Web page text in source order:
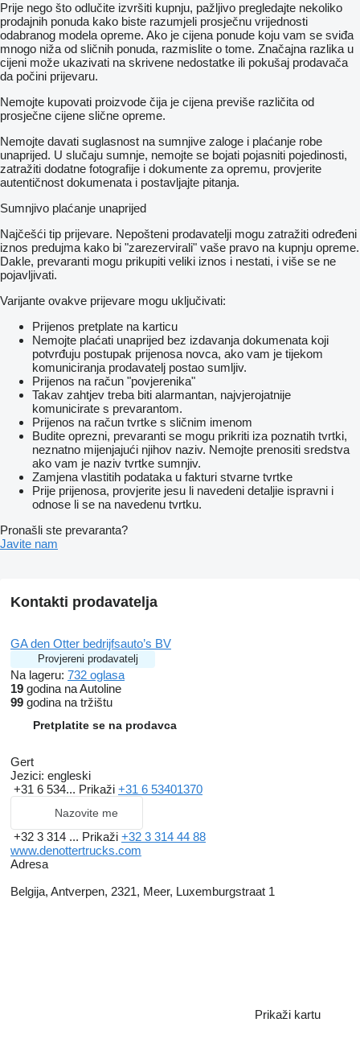
Prije nego što odlučite izvršiti kupnju, pažljivo pregledajte nekoliko
prodajnih ponuda kako biste razumjeli prosječnu vrijednosti
odabranog modela opreme. Ako je cijena ponude koju vam se sviđa
mnogo niža od sličnih ponuda, razmislite o tome. Značajna razlika u
cijeni može ukazivati ​​na skrivene nedostatke ili pokušaj prodavača
da počini prijevaru.
Nemojte kupovati proizvode čija je cijena previše različita od
prosječne cijene slične opreme.
Nemojte davati suglasnost na sumnjive zaloge i plaćanje robe
unaprijed. U slučaju sumnje, nemojte se bojati pojasniti pojedinosti,
zatražiti dodatne fotografije i dokumente za opremu, provjerite
autentičnost dokumenata i postavljajte pitanja.
Sumnjivo plaćanje unaprijed
Najčešći tip prijevare. Nepošteni prodavatelji mogu zatražiti određeni
iznos predujma kako bi "zarezervirali" vaše pravo na kupnju opreme.
Dakle, prevaranti mogu prikupiti veliki iznos i nestati, i više se ne
pojavljivati.
Varijante ovakve prijevare mogu uključivati:
Prijenos pretplate na karticu
Nemojte plaćati unaprijed bez izdavanja dokumenata koji
potvrđuju postupak prijenosa novca, ako vam je tijekom
komuniciranja prodavatelj postao sumljiv.
Prijenos na račun "povjerenika"
Takav zahtjev treba biti alarmantan, najvjerojatnije
komunicirate s prevarantom.
Prijenos na račun tvrtke s sličnim imenom
Budite oprezni, prevaranti se mogu prikriti iza poznatih tvrtki,
neznatno mijenjajući njihov naziv. Nemojte prenositi sredstva
ako vam je naziv tvrtke sumnjiv.
Zamjena vlastitih podataka u fakturi stvarne tvrtke
Prije prijenosa, provjerite jesu li navedeni detaljie ispravni i
odnose li se na navedenu tvrtku.
Pronašli ste prevaranta?
Javite nam
Kontakti prodavatelja
GA den Otter bedrijfsauto’s BV
Provjereni prodavatelj
Na lageru: 732 oglasa
19 godina na Autoline
99 godina na tržištu
Pretplatite se na prodavca
Gert
Jezici: engleski
+31 6 534... Prikaži +31 6 53401370
Nazovite me
+32 3 314 ... Prikaži +32 3 314 44 88
www.denottertrucks.com
Adresa
Belgija, Antverpen, 2321, Meer, Luxemburgstraat 1
Prikaži kartu